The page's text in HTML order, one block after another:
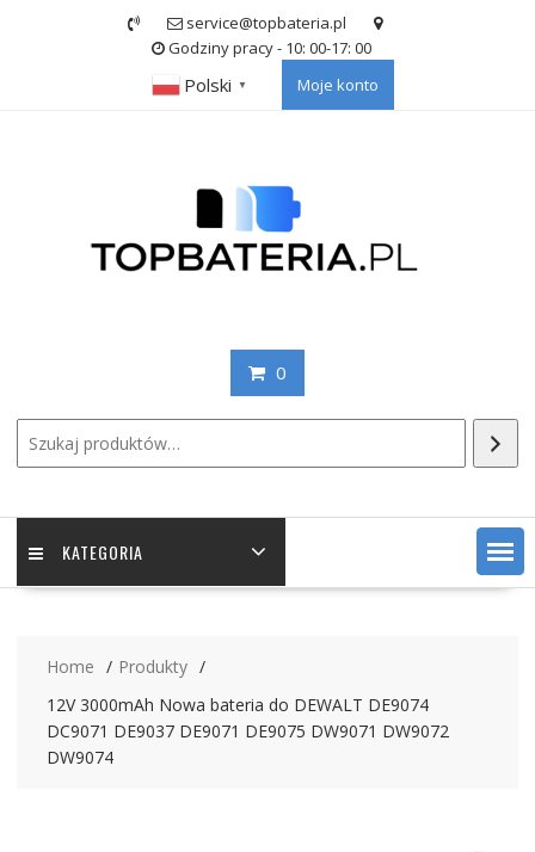
service@topbateria.pl
Godziny pracy - 10: 00-17: 00
Polski ▼ Moje konto
0
KATEGORIA
Home
Produkty
12V 3000mAh Nowa bateria do DEWALT DE9074
DC9071 DE9037 DE9071 DE9075 DW9071 DW9072
DW9074